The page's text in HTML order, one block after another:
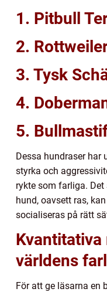
1. Pitbull
2.
3. Tysk
4.
5.
Dessa hundraser har
styrka och
rykte som farliga.
hund, oavsett ras,
socialiseras på rätt
världens
För att ge läsarna en